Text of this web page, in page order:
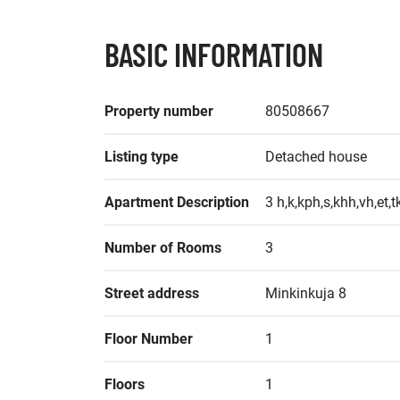
BASIC INFORMATION
Property number 80508667
Listing type Detached house
Apartment Description 3
Number of Rooms 3
Street address Minkinkuja 8
Floor Number 1
Floors 1